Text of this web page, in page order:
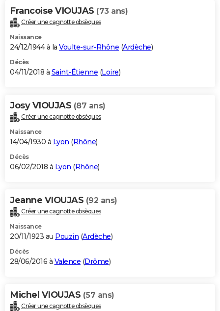
Francoise VIOUJAS (73 ans)
Créer une cagnotte obsèques
Naissance
24/12/1944 à la Voulte-sur-Rhône (Ardèche)
Décès
04/11/2018 à Saint-Étienne (Loire)
Josy VIOUJAS (87 ans)
Créer une cagnotte obsèques
Naissance
14/04/1930 à Lyon (Rhône)
Décès
06/02/2018 à Lyon (Rhône)
Jeanne VIOUJAS (92 ans)
Créer une cagnotte obsèques
Naissance
20/11/1923 au Pouzin (Ardèche)
Décès
28/06/2016 à Valence (Drôme)
Michel VIOUJAS (57 ans)
Créer une cagnotte obsèques